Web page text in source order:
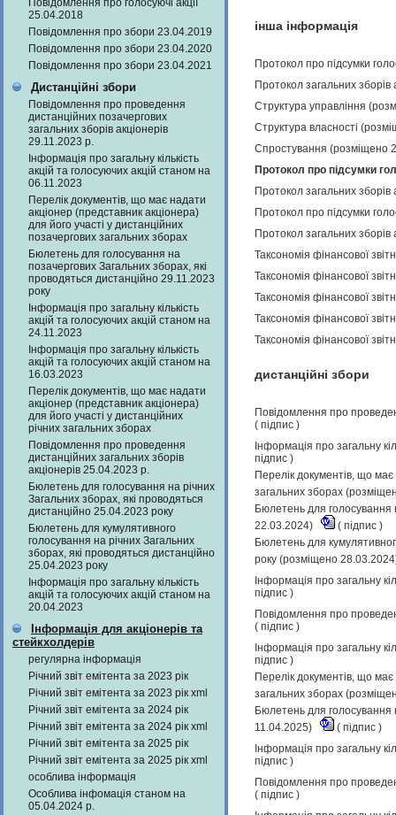
Повідомлення про голосуючі акції
25.04.2018
Повідомлення про збори 23.04.2019
Повідомлення про збори 23.04.2020
Повідомлення про збори 23.04.2021
Дистанційні збори
Повідомлення про проведення
дистанційних позачергових
загальних зборів акціонерів
29.11.2023 р.
Інформація про загальну кількість
акцій та голосуючих акцій станом на
06.11.2023
Перелік документів, що має надати
акціонер (представник акціонера)
для його участі у дистанційних
позачергових загальних зборах
Бюлетень для голосування на
позачергових Загальних зборах, які
проводяться дистанційно 29.11.2023
року
Інформація про загальну кількість
акцій та голосуючих акцій станом на
24.11.2023
Інформація про загальну кількість
акцій та голосуючих акцій станом на
16.03.2023
Перелік документів, що має надати
акціонер (представник акціонера)
для його участі у дистанційних
річних загальних зборах
Повідомлення про проведення
дистанційних загальних зборів
акціонерів 25.04.2023 р.
Бюлетень для голосування на річних
Загальних зборах, які проводяться
дистанційно 25.04.2023 року
Бюлетень для кумулятивного
голосування на річних Загальних
зборах, які проводяться дистанційно
25.04.2023 року
Інформація про загальну кількість
акцій та голосуючих акцій станом на
20.04.2023
Інформація для акціонерів та
стейкхолдерів
регулярна інформація
Річний звіт емітента за 2023 рік
Річний звіт емітента за 2023 рік xml
Річний звіт емітента за 2024 рік
Річний звіт емітента за 2024 рік xml
Річний звіт емітента за 2025 рік
Річний звіт емітента за 2025 рік xml
особлива інформація
Особлива інфомація станом на
05.04.2024 р.
інша інформація
Протокол про підсумки
Протокол загальних
Структура управління
Структура власності
Спростування (розміщено
Протокол про підсумки
Протокол загальних
Протокол про підсумки
Протокол загальних
Таксономія фінансової
Таксономія фінансової
Таксономія фінансової
Таксономія фінансової
Таксономія фінансової
дистанційні збори
Повідомлення про
( підпис )
Інформація про загальну
підпис )
Перелік документів, що
загальних зборах
Бюлетень для голосування
22.03.2024)
( підпис )
Бюлетень для
року (розміщено
Інформація про загальну
підпис )
Повідомлення про
( підпис )
Інформація про загальну
підпис )
Перелік документів, що
загальних зборах
Бюлетень для голосування
11.04.2025)
( підпис )
Інформація про загальну
підпис )
Повідомлення про
( підпис )